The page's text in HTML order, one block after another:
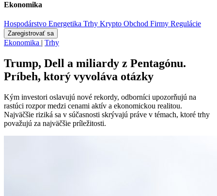
Ekonomika
Hospodárstvo Energetika Trhy Krypto Obchod Firmy Regulácie
Zaregistrovať sa
Ekonomika | Trhy
Trump, Dell a miliardy z Pentagónu.
Príbeh, ktorý vyvoláva otázky
Kým investori oslavujú nové rekordy, odborníci upozorňujú na
rastúci rozpor medzi cenami aktív a ekonomickou realitou.
Najväčšie riziká sa v súčasnosti skrývajú práve v témach, ktoré trhy
považujú za najväčšie príležitosti.